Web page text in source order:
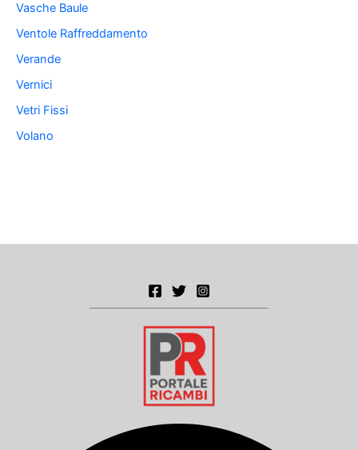
Vasche Baule
Ventole Raffreddamento
Verande
Vernici
Vetri Fissi
Volano